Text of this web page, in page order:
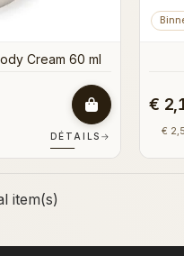
Cream 60 ml
DÉTAILS →
€
€
item(s)